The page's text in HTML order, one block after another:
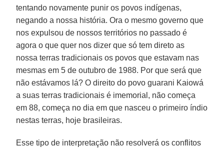
tentando novamente punir os povos indígenas,
negando a nossa história. Ora o mesmo governo que
nos expulsou de nossos territórios no passado é
agora o que quer nos dizer que só tem direto as
nossa terras tradicionais os povos que estavam nas
mesmas em 5 de outubro de 1988. Por que será que
não estávamos lá? O direito do povo guarani Kaiowá
a suas terras tradicionais é imemorial, não começa
em 88, começa no dia em que nasceu o primeiro índio
nestas terras, hoje brasileiras.
Esse tipo de interpretação não resolverá os conflitos